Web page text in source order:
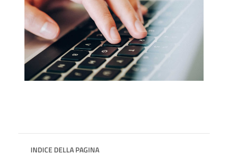
INDICE DELLA PAGINA